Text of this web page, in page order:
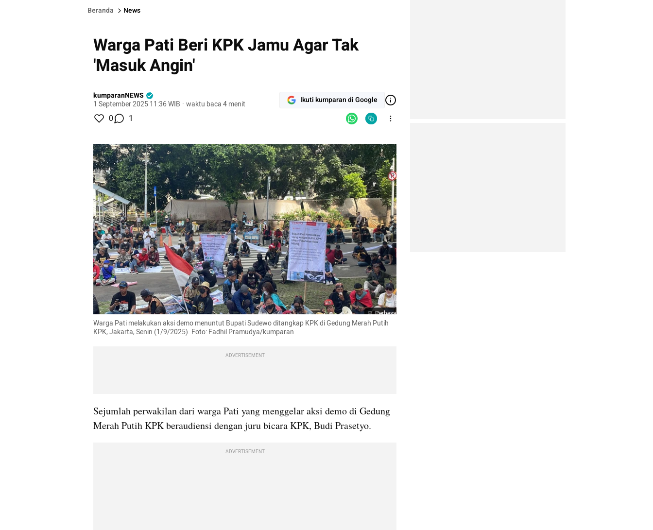
Beranda News
Warga Pati Beri KPK Jamu Agar Tak
'Masuk Angin'
kumparanNEWS
1 September 2025 11:36 WIB · waktu baca 4 menit Ikuti kumparan di Google
0 1
Perbesar
Warga Pati melakukan aksi demo menuntut Bupati Sudewo ditangkap KPK di Gedung Merah Putih
KPK, Jakarta, Senin (1/9/2025). Foto: Fadhil Pramudya/kumparan
ADVERTISEMENT
Sejumlah perwakilan dari warga Pati yang menggelar aksi demo di Gedung
Merah Putih KPK beraudiensi dengan juru bicara KPK, Budi Prasetyo.
ADVERTISEMENT